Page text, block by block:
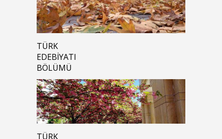
TÜRK
EDEBIYATI
BÖLÜMÜ
TÜRK